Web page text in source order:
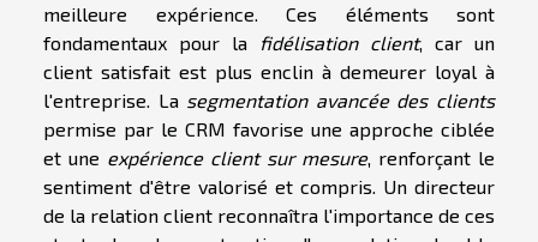
meilleure expérience. Ces éléments sont
fondamentaux pour la
fidélisation client, car un
client satisfait est plus enclin à demeurer loyal à
l'entreprise. La segmentation avancée des clients
permise par le CRM favorise une approche ciblée
et une expérience client sur mesure, renforçant le
sentiment d'être valorisé et compris. Un directeur
de la relation client reconnaîtra l'importance de ces